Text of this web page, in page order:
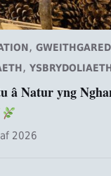
,
,
â Natur yng
2026